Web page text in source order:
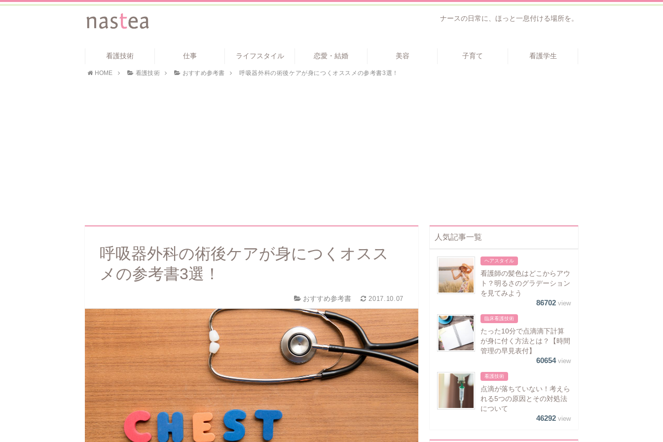
ナースの日常に、ほっと一息付ける場所を。
看護技術 仕事 ライフスタイル 恋愛・結婚 美容 子育て 看護学生
HOME 看護技術 おすすめ参考書 呼吸器外科の術後ケアが身につくオススメの参考書3選！
呼吸器外科の術後ケアが身につくオスス
メの参考書3選！
おすすめ参考書 2017.10.07
人気記事一覧
ヘアスタイル
看護師の髪色はどこからアウ
ト？明るさのグラデーション
を見てみよう
86702view
臨床看護技術
たった10分で点滴滴下計算
が身に付く方法とは？【時間
管理の早見表付】
60654view
看護技術
点滴が落ちていない！考えら
れる5つの原因とその対処法
について
46292view